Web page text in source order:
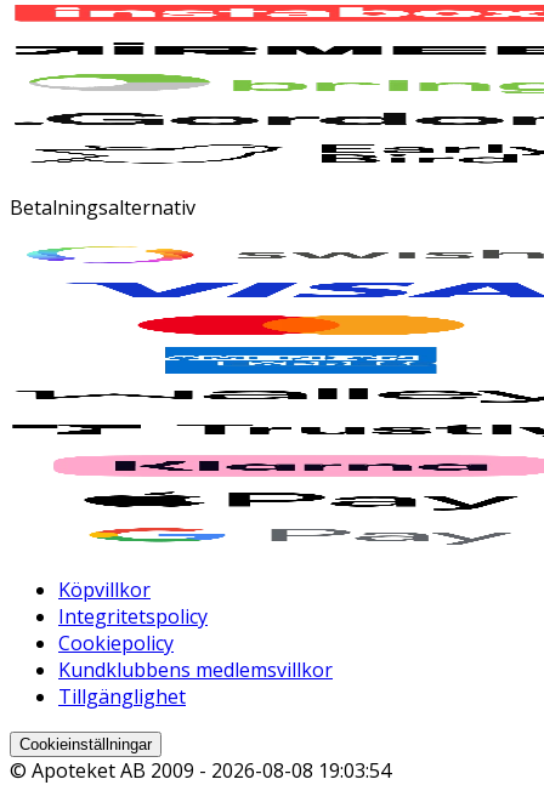
Betalningsalternativ
Köpvillkor
Integritetspolicy
Cookiepolicy
Kundklubbens medlemsvillkor
Tillgänglighet
Cookieinställningar
© Apoteket AB 2009 - 2026-08-08 19:03:54